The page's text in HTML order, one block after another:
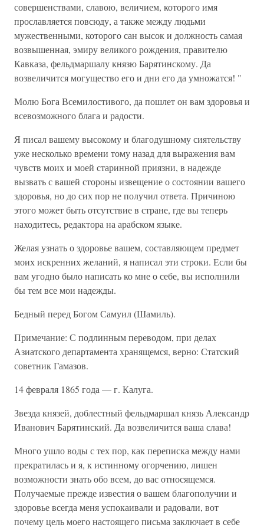
совершенствами, славою, величием, которого имя
прославляется повсюду, а также между людьми
мужественными, которого сан высок и должность самая
возвышенная, эмиру великого рождения, правителю
Кавказа, фельдмаршалу князю Барятинскому. Да
возвеличится могущество его и дни его да умножатся! "
Молю Бога Всемилостивого, да пошлет он вам здоровья и
всевозможного блага и радости.
Я писал вашему высокому и благодушному сиятельству
уже несколько времени тому назад для выражения вам
чувств моих и моей старинной приязни, в надежде
вызвать с вашей стороны извещение о состоянии вашего
здоровья, но до сих пор не получил ответа. Причиною
этого может быть отсутствие в стране, где вы теперь
находитесь, редактора на арабском языке.
Желая узнать о здоровье вашем, составляющем предмет
моих искренних желаний, я написал эти строки. Если бы
вам угодно было написать ко мне о себе, вы исполнили
бы тем все мои надежды.
Бедный перед Богом Самуил (Шамиль).
Примечание: С подлинным переводом, при делах
Азиатского департамента хранящемся, верно: Статский
советник Гамазов.
14 февраля 1865 года — г. Калуга.
Звезда князей, доблестный фельдмаршал князь Александр
Иванович Барятинский. Да возвеличится ваша слава!
Много ушло воды с тех пор, как переписка между нами
прекратилась и я, к истинному огорчению, лишен
возможности знать обо всем, до вас относящемся.
Получаемые прежде известия о вашем благополучии и
здоровье всегда меня успокаивали и радовали, вот
почему цель моего настоящего письма заключает в себе